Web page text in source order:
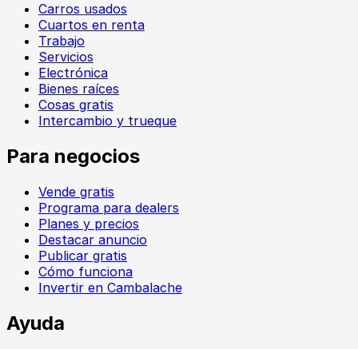
Carros usados
Cuartos en renta
Trabajo
Servicios
Electrónica
Bienes raíces
Cosas gratis
Intercambio y trueque
Para negocios
Vende gratis
Programa para dealers
Planes y precios
Destacar anuncio
Publicar gratis
Cómo funciona
Invertir en Cambalache
Ayuda